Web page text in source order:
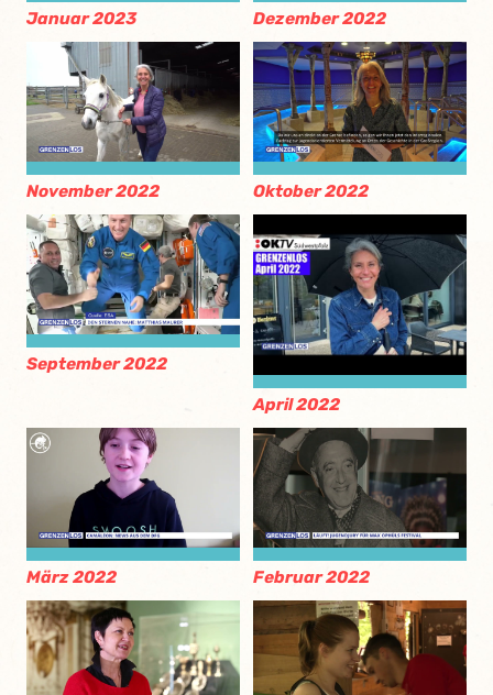
Januar 2023 Dezember 2022
November 2022 Oktober 2022
September 2022
April 2022
März 2022 Februar 2022